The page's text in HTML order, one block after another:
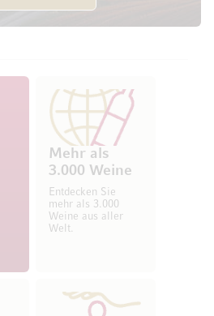
Mehr als
3.000 Weine
Entdecken Sie
mehr als 3.000
Weine aus aller
Welt.